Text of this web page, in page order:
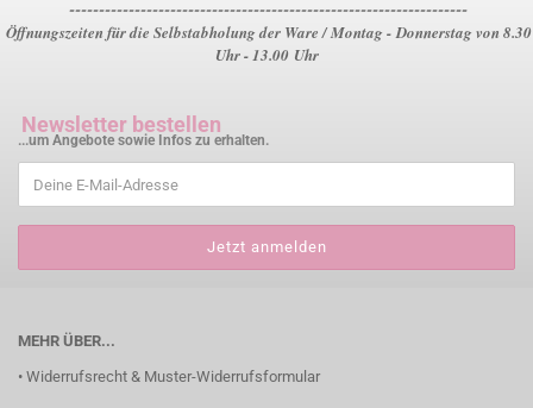
-------------------------------------------------------------------
Öffnungszeiten für die Selbstabholung der Ware / Montag - Donnerstag von 8.30
Uhr - 13.00 Uhr
Newsletter bestellen
...um Angebote sowie Infos zu erhalten.
MEHR ÜBER...
• Widerrufsrecht & Muster-Widerrufsformular